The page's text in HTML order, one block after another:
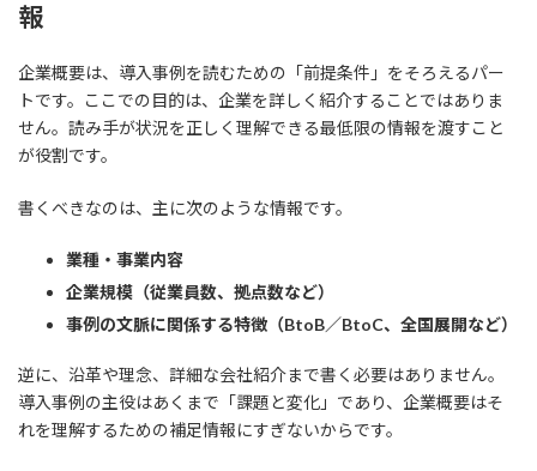
報
企業概要は、導入事例を読むための「前提条件」をそろえるパー
トです。ここでの目的は、企業を詳しく紹介することではありま
せん。読み手が状況を正しく理解できる最低限の情報を渡すこと
が役割です。
書くべきなのは、主に次のような情報です。
業種・事業内容
企業規模（従業員数、拠点数など）
事例の文脈に関係する特徴（BtoB／BtoC、全国展開など）
逆に、沿革や理念、詳細な会社紹介まで書く必要はありません。
導入事例の主役はあくまで「課題と変化」であり、企業概要はそ
れを理解するための補足情報にすぎないからです。